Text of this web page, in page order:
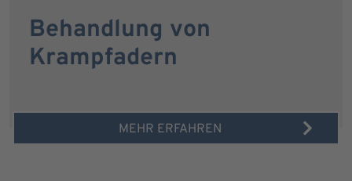
Behandlung von
Krampfadern
MEHR ERFAHREN